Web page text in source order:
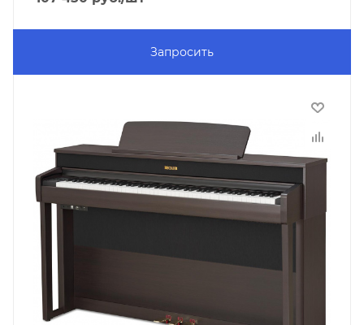
Запросить